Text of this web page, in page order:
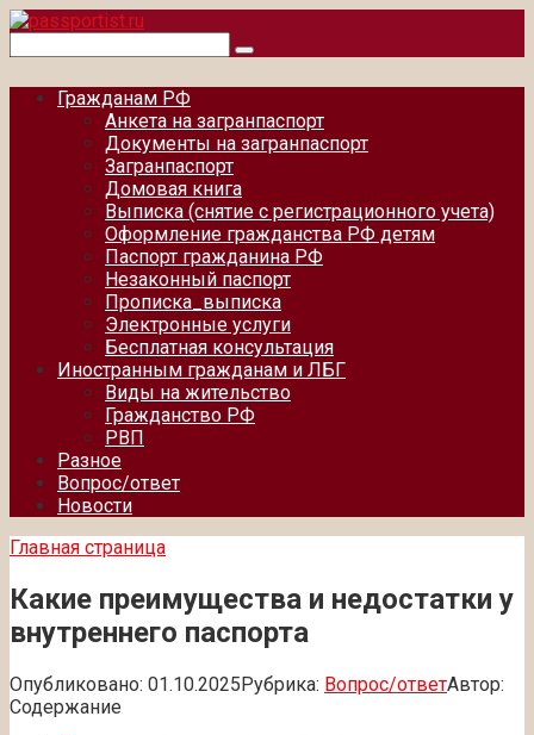
Перейти
контенту
Гражданам РФ
Анкета на загранпаспорт
Документы на загранпаспорт
Загранпаспорт
Домовая книга
Выписка (снятие с регистрационного учета)
Оформление гражданства РФ детям
Паспорт гражданина РФ
Незаконный паспорт
Прописка_выписка
Электронные услуги
Бесплатная консультация
Иностранным гражданам и ЛБГ
Виды на жительство
Гражданство РФ
РВП
Разное
Вопрос/ответ
Новости
Главная страница
Какие преимущества и недостатки у
внутреннего паспорта
Опубликовано: 01.10.2025Рубрика: Вопрос/ответАвтор:
Содержание